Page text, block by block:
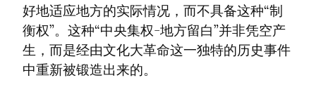
好地适应地方的实际情况，而不具备这种“制
衡权”。这种“中央集权-地方留白”并非凭空产
生，而是经由文化大革命这一独特的历史事件
中重新被锻造出来的。